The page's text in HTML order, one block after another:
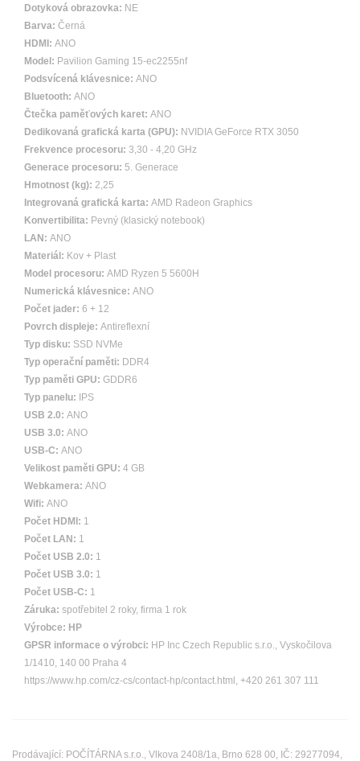
Dotyková obrazovka: NE
Barva: Černá
HDMI: ANO
Model: Pavilion Gaming 15-ec2255nf
Podsvícená klávesnice: ANO
Bluetooth: ANO
Čtečka paměťových karet: ANO
Dedikovaná grafická karta (GPU): NVIDIA GeForce RTX 3050
Frekvence procesoru: 3,30 - 4,20 GHz
Generace procesoru: 5. Generace
Hmotnost (kg): 2,25
Integrovaná grafická karta: AMD Radeon Graphics
Konvertibilita: Pevný (klasický notebook)
LAN: ANO
Materiál: Kov + Plast
Model procesoru: AMD Ryzen 5 5600H
Numerická klávesnice: ANO
Počet jader: 6 + 12
Povrch displeje: Antireflexní
Typ disku: SSD NVMe
Typ operační paměti: DDR4
Typ paměti GPU: GDDR6
Typ panelu:
IPS
USB 2.0: ANO
USB 3.0: ANO
USB-C: ANO
Velikost paměti GPU: 4 GB
Webkamera: ANO
Wifi: ANO
Počet HDMI: 1
Počet LAN: 1
Počet USB 2.0: 1
Počet USB 3.0: 1
Počet USB-C: 1
Záruka: spotřebitel 2 roky, firma 1 rok
Výrobce: HP
GPSR informace o výrobci: HP Inc Czech Republic s.r.o., Vyskočilova
1/1410, 140 00 Praha 4
https://www.hp.com/cz-cs/contact-hp/contact.html, +420 261 307 111
Prodávající: POČÍTÁRNA s.r.o., Vlkova 2408/1a, Brno 628 00, IČ: 29277094,